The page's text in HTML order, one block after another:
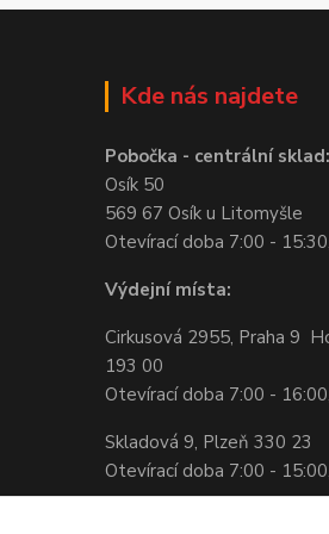
Kde nás najdete
Pobočka - centrální sklad:
Osík 50
569 67 Osík u Litomyšle
Otevírací doba 7:00 -
Výdejní místa:
Cirkusová 2955, Praha 9
193 00
Otevírací doba 7:00 -
Skladová 9, Plzeň 330 23
Otevírací doba 7:00 -